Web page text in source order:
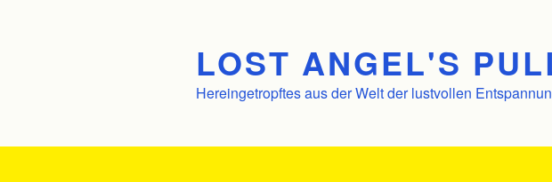
LOST ANGEL'S
Hereingetropftes aus der Welt der lustvollen